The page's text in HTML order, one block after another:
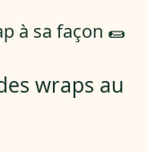
à sa façon 🌯
wraps au